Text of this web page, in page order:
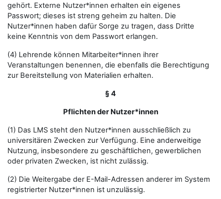
gehört. Externe Nutzer*innen erhalten ein eigenes
Passwort; dieses ist streng geheim zu halten. Die
Nutzer*innen haben dafür Sorge zu tragen, dass Dritte
keine Kenntnis von dem Passwort erlangen.
(4) Lehrende können Mitarbeiter*innen ihrer
Veranstaltungen benennen, die ebenfalls die Berechtigung
zur Bereitstellung von Materialien erhalten.
§ 4
Pflichten der Nutzer*innen
(1) Das LMS steht den Nutzer*innen ausschließlich zu
universitären Zwecken zur Verfügung. Eine anderweitige
Nutzung, insbesondere zu geschäftlichen, gewerblichen
oder privaten Zwecken, ist nicht zulässig.
(2) Die Weitergabe der E-Mail-Adressen anderer im System
registrierter Nutzer*innen ist unzulässig.